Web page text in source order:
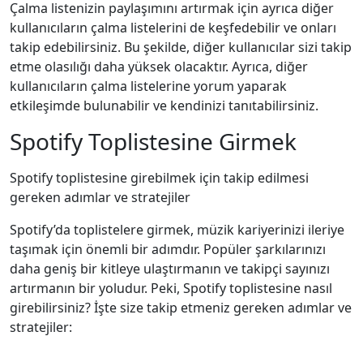
Çalma listenizin paylaşımını artırmak için ayrıca diğer
kullanıcıların çalma listelerini de keşfedebilir ve onları
takip edebilirsiniz. Bu şekilde, diğer kullanıcılar sizi takip
etme olasılığı daha yüksek olacaktır. Ayrıca, diğer
kullanıcıların çalma listelerine yorum yaparak
etkileşimde bulunabilir ve kendinizi tanıtabilirsiniz.
Spotify Toplistesine Girmek
Spotify toplistesine girebilmek için takip edilmesi
gereken adımlar ve stratejiler
Spotify’da toplistelere girmek, müzik kariyerinizi ileriye
taşımak için önemli bir adımdır. Popüler şarkılarınızı
daha geniş bir kitleye ulaştırmanın ve takipçi sayınızı
artırmanın bir yoludur. Peki, Spotify toplistesine nasıl
girebilirsiniz? İşte size takip etmeniz gereken adımlar ve
stratejiler: